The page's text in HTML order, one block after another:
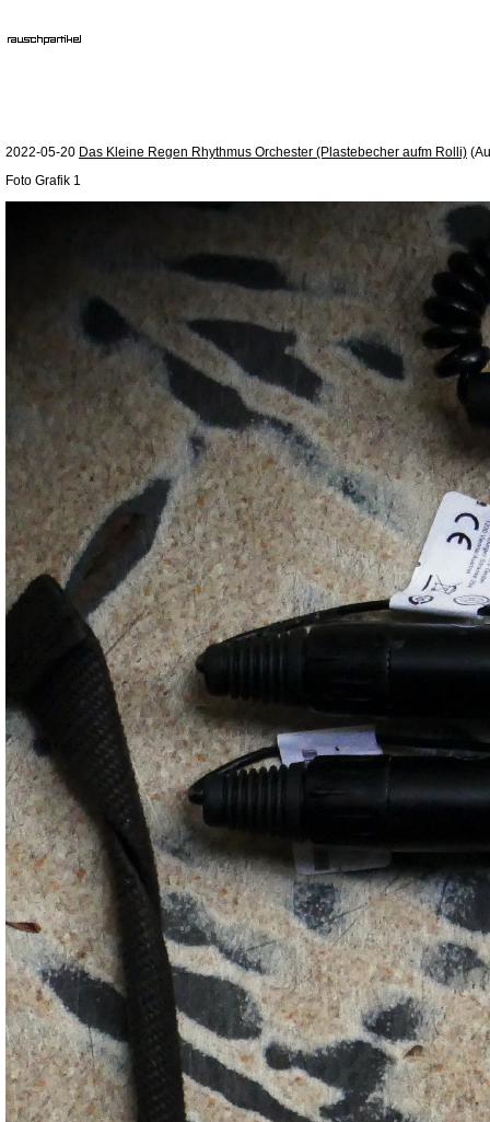
2022-05-20 Das Kleine Regen Rhythmus Orchester (Plastebecher aufm Rolli)
Foto Grafik 1